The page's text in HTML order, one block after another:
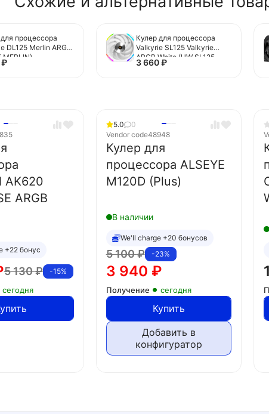
процессора
DL125 Merlin ARGB
MERLIN)
₽
Кулер для процессора
Valkyrie SL125 Valkyrie
ARGB White (HW SL125
VALKYRIE)
3 660₽
AK620
ARGB
+22 бонус
-15%
5 130₽
сегодня
5.0
0
Vendor code48948
Кулер для
процессора ALSEYE
M120D (Plus)
В наличии
We'll charge +20 бонусов
-23%
5 100₽
3 940 ₽
Получение сегодня
Купить
Добавить в
конфигуратор